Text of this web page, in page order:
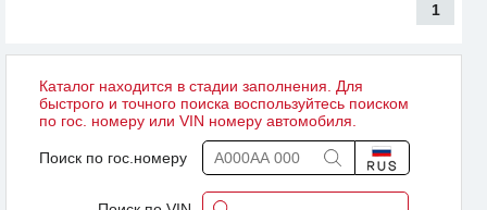
1
Каталог находится в стадии заполнения. Для
быстрого и точного поиска воспользуйтесь поиском
по гос. номеру или VIN номеру автомобиля.
Поиск по гос.номеру